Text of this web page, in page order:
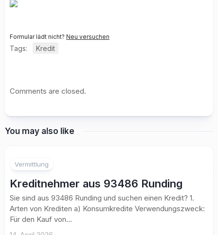
Formular lädt nicht? Neu versuchen
Tags: Kredit
Comments are closed.
You may also like
Vermittlung
Kreditnehmer aus 93486 Runding
Sie sind aus 93486 Runding und suchen einen Kredit? 1.
Arten von Krediten a) Konsumkredite Verwendungszweck:
Für den Kauf von...